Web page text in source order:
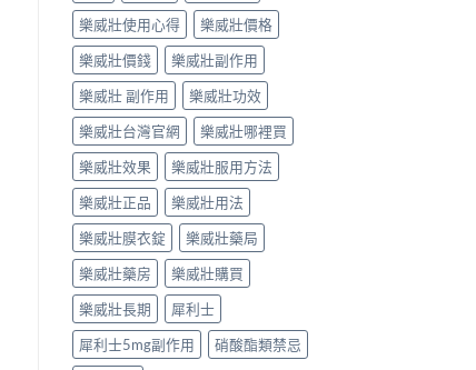
樂威壯使用心得
樂威壯價格
樂威壯價錢
樂威壯副作用
樂威壯 副作用
樂威壯功效
樂威壯台灣官網
樂威壯哪裡買
樂威壯效果
樂威壯服用方法
樂威壯正品
樂威壯用法
樂威壯膜衣錠
樂威壯藥局
樂威壯藥房
樂威壯購買
樂威壯長期
犀利士
犀利士5mg副作用
硝酸酯類禁忌